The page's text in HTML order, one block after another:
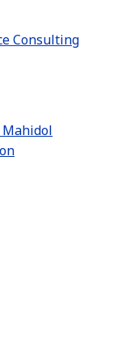
Consulting